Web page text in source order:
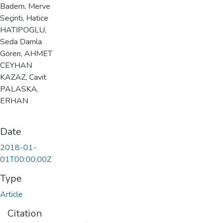
Badem, Merve
Seçinti, Hatice
HATIPOGLU,
Seda Damla
Gören, AHMET
CEYHAN
KAZAZ, Cavit
PALASKA,
ERHAN
Date
2018-01-
01T00:00:00Z
Type
Article
Citation